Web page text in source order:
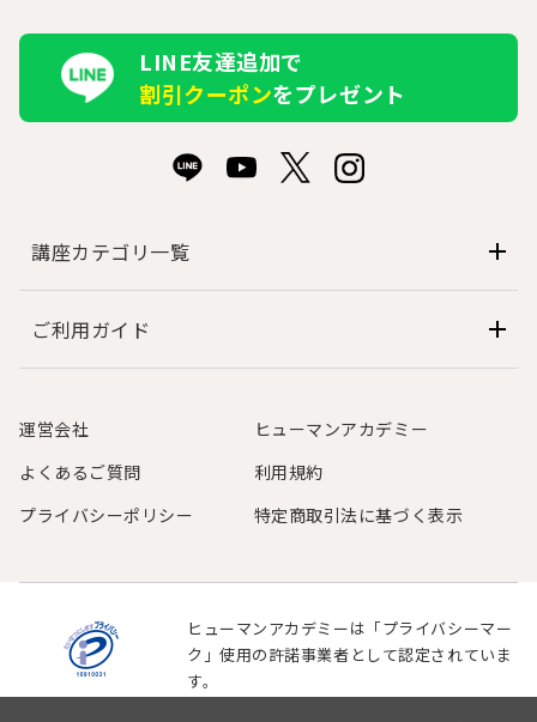
LINE友達追加で
割引クーポンをプレゼント
講座カテゴリ一覧
ご利用ガイド
運営会社
ヒューマンアカデミー
よくあるご質問
利用規約
プライバシーポリシー
特定商取引法に基づく表示
ヒューマンアカデミーは「プライバシーマー
ク」使用の許諾事業者として認定されていま
す。